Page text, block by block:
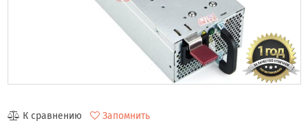
К сравнению Запомнить